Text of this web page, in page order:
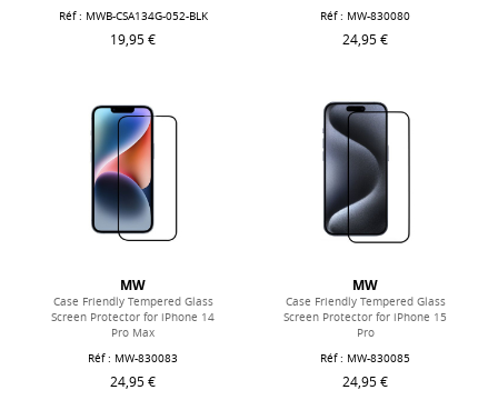
Réf : MWB-CSA134G-052-BLK
19,95 €
Réf : MW-830080
24,95 €
MW
Case Friendly Tempered Glass
Screen Protector for iPhone 14
Pro Max
Réf : MW-830083
24,95 €
MW
Case Friendly Tempered Glass
Screen Protector for iPhone 15
Pro
Réf : MW-830085
24,95 €